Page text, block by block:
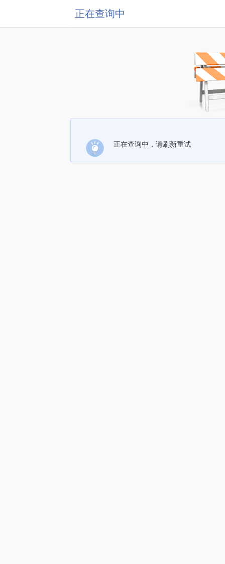
正在查询中
正在查询中，请刷新重试